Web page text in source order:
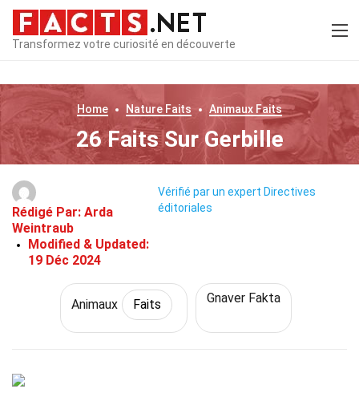
Transformez votre curiosité en découverte
Home Nature Faits Animaux Faits
26 Faits Sur Gerbille
Rédigé Par: Arda
Weintraub
Modified & Updated:
19 Déc 2024
Vérifié par un expert Directives
éditoriales
Animaux Faits Gnaver Fakta